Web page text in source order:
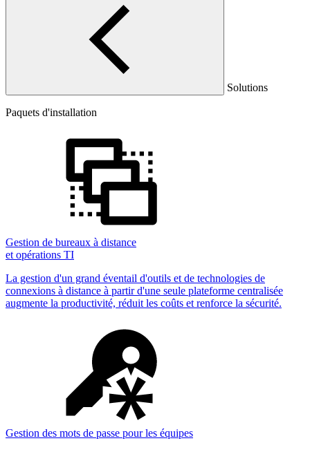
Solutions
Paquets d'installation
Gestion de bureaux à distance
et opérations TI
La gestion d'un grand éventail d'outils et de technologies de
connexions à distance à partir d'une seule plateforme centralisée
augmente la productivité, réduit les coûts et renforce la sécurité.
Gestion des mots de passe pour les équipes